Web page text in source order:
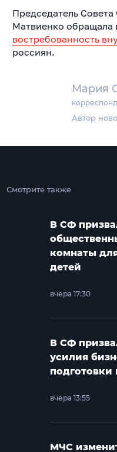
Мария
Автор
Председатель
Матвиенко обращала
востребованность
россиян.
Смотрите также
В СФ
комнаты
детей
вчера 17:30
В СФ
усилия
подготовки
вчера 13:55
МЧС